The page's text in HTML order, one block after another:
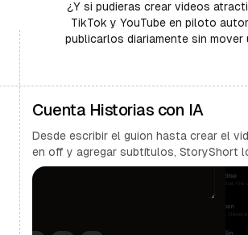
¿Y si pudieras crear videos
TikTok y YouTube en piloto
publicarlos diariamente sin mover
Cuenta Historias con IA
Desde escribir el guion hasta crear el
en off y agregar subtítulos, StoryShort